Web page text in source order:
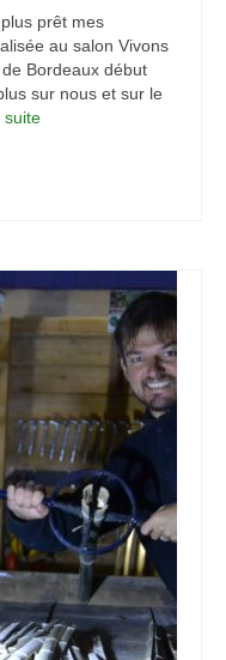
prêt mes
au salon Vivons
Bordeaux début
sur nous et sur le
suite­­